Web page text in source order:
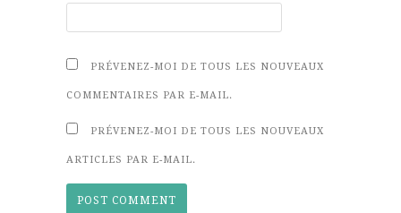
PRÉVENEZ-MOI DE TOUS LES NOUVEAUX
COMMENTAIRES PAR E-MAIL.
PRÉVENEZ-MOI DE TOUS LES NOUVEAUX
ARTICLES PAR E-MAIL.